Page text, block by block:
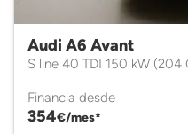
Audi A6 Avant
S line 40 TDI 150 kW (204
Financia desde
354€/mes*